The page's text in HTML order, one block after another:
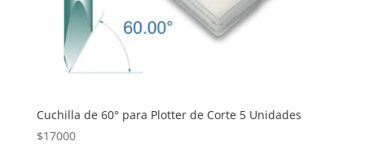
Cuchilla de 60° para Plotter de Corte 5 Unidades
$17000